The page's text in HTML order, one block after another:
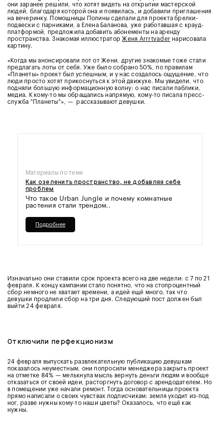
они заранее решили, что хотят видеть на открытии мастерской
людей, благодаря которой она и появилась, и добавили приглашения
на вечеринку. Помощницы Полины сделали для проекта брелки-
подвески с парниками, а Елена Баланова, уже работавшая с крауд-
платформой, предложила добавить абонементы на аренду
пространства. Знакомая иллюстраторЖеня Arrrtvader нарисовала
картину.
«Когда мы анонсировали лот от Жени, другие знакомые тоже стали
предлагать лоты от себя. Уже было собрано 50%, по правилам
«Планеты» проект был успешным, и у нас создалось ощущение, что
люди просто хотят прикоснуться к этой движухе. Мы увидели, что
подняли большую информационную волну: о нас писали паблики,
медиа. К кому-то мы обращались напрямую, кому-то писала пресс-
служба "Планеты"», — рассказывают девушки.
Материалы по теме
Как озеленить пространство, не добавляя себе
проблем
Что такое Urban Jungle и почему комнатные
растения стали трендом..
Подробнее
Изначально они ставили срок проекта всего на две недели: с 7 по 21
февраля. К концу кампании стало понятно, что на стопроцентный
сбор немного не хватает времени, а идей ещё много, так что
девушки продлили сбор на три дня. Следующий пост должен был
выйти 24 февраля.
Отключили перфекционизм
24 февраля выпускать развлекательную публикацию девушкам
показалось неуместным, они попросили менеджера закрыть проект
на отметке 84% — мелькнула мысль вернуть деньги людям и вообще
отказаться от своей идеи, расторгнуть договор с арендодателем. Но
в помещении уже начали ремонт. Тогда основательницы проекта
прямо написали о своих чувствах подписчикам: земля уходит из-под
ног, разве нужны кому-то наши цветы? Оказалось, что ещё как
нужны.